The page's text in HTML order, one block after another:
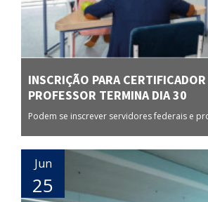
INSCRIÇÃO PARA
PROFESSOR TERMINA DIA 30
Podem se inscrever servidores federais e
Jun
25